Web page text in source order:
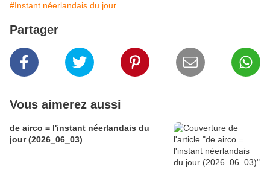
#Instant néerlandais du jour
Partager
Vous aimerez aussi
de airco = l'instant néerlandais du
jour (2026_06_03)